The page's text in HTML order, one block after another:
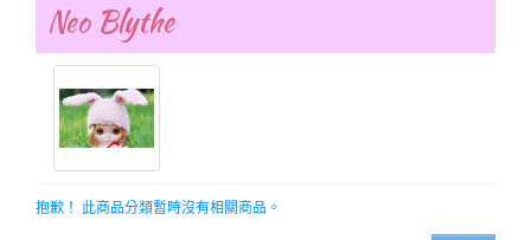
Neo Blythe
抱歉！ 此商品分類暫時沒有相關商品。